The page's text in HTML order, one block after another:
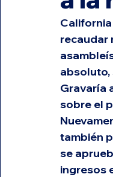
recaudar
absoluto,
Gravaría
sobre el
también
se
ingresos